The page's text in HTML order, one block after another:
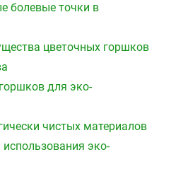
болевые точки в
цветочных горшков
для эко-
чистых материалов
эко-